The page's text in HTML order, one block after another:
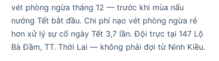
vét phòng ngừa tháng 12 — trước khi mùa nấu
nướng Tết bắt đầu. Chi phí nạo vét phòng ngừa rẻ
hơn xử lý sự cố ngày Tết 3,7 lần. Đội trực tại 147 Lộ
Bà Đầm, TT. Thới Lai — không phải đợi từ Ninh Kiều.